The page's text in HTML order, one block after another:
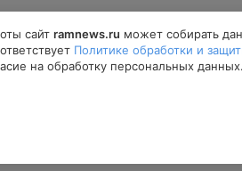
сайт ramnews.ru может собирать
Политике обработки и
на обработку персональных